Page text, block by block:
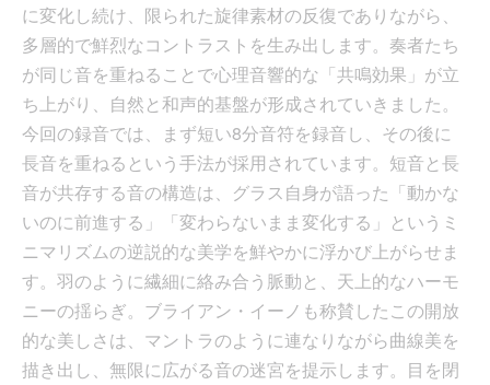
に変化し続け、限られた旋律素材の反復でありながら、
多層的で鮮烈なコントラストを生み出します。奏者たち
が同じ音を重ねることで心理音響的な「共鳴効果」が立
ち上がり、自然と和声的基盤が形成されていきました。
今回の録音では、まず短い8分音符を録音し、その後に
長音を重ねるという手法が採用されています。短音と長
音が共存する音の構造は、グラス自身が語った「動かな
いのに前進する」「変わらないまま変化する」というミ
ニマリズムの逆説的な美学を鮮やかに浮かび上がらせま
す。羽のように繊細に絡み合う脈動と、天上的なハーモ
ニーの揺らぎ。ブライアン・イーノも称賛したこの開放
的な美しさは、マントラのように連なりながら曲線美を
描き出し、無限に広がる音の迷宮を提示します。目を閉